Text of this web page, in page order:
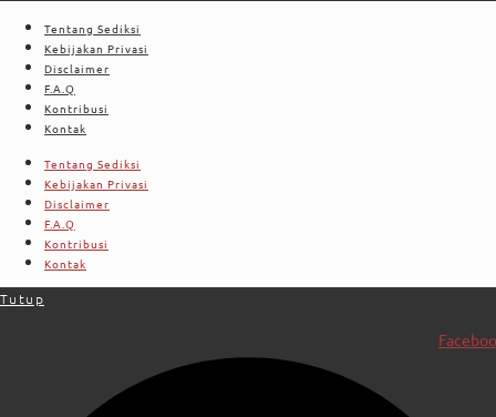
Tentang Sediksi
Kebijakan Privasi
Disclaimer
F.A.Q
Kontribusi
Kontak
Tentang Sediksi
Kebijakan Privasi
Disclaimer
F.A.Q
Kontribusi
Kontak
Tutup